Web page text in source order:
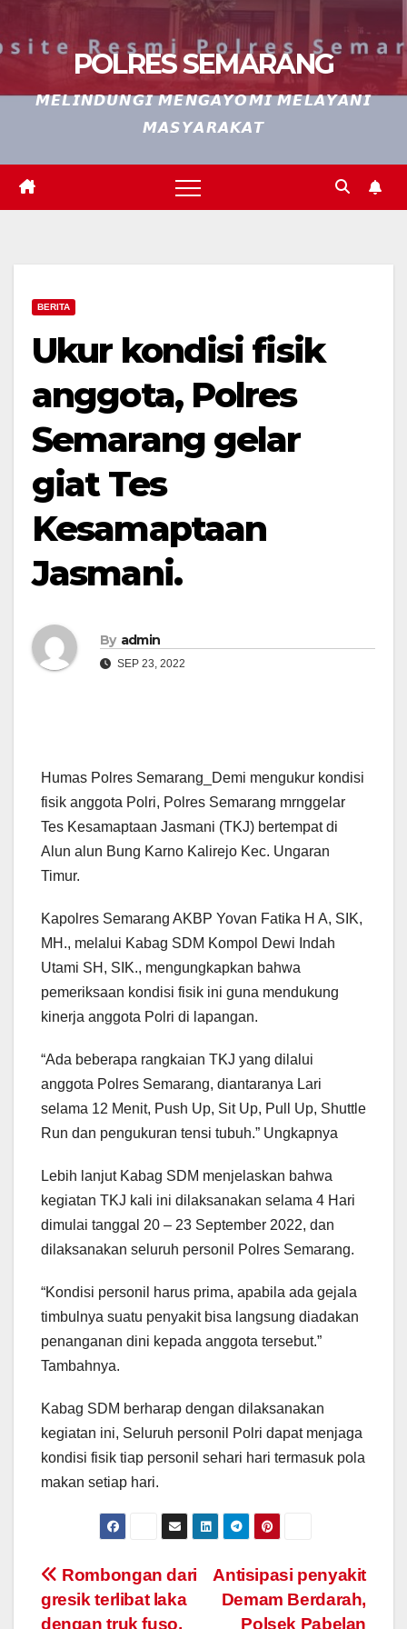
POLRES SEMARANG
𝙈𝙀𝙇𝙄𝙉𝘿𝙐𝙉𝙂𝙄 𝙈𝙀𝙉𝙂𝘼𝙔𝙊𝙈𝙄 𝙈𝙀𝙇𝘼𝙔𝘼𝙉𝙄
𝙈𝘼𝙎𝙔𝘼𝙍𝘼𝙆𝘼𝙏
BERITA
Ukur kondisi fisik
anggota, Polres
Semarang gelar
giat Tes
Kesamaptaan
Jasmani.
By admin
SEP 23, 2022
Humas Polres Semarang_Demi mengukur kondisi
fisik anggota Polri, Polres Semarang mrnggelar
Tes Kesamaptaan Jasmani (TKJ) bertempat di
Alun alun Bung Karno Kalirejo Kec. Ungaran
Timur.
Kapolres Semarang AKBP Yovan Fatika H A, SIK,
MH., melalui Kabag SDM Kompol Dewi Indah
Utami SH, SIK., mengungkapkan bahwa
pemeriksaan kondisi fisik ini guna mendukung
kinerja anggota Polri di lapangan.
“Ada beberapa rangkaian TKJ yang dilalui
anggota Polres Semarang, diantaranya Lari
selama 12 Menit, Push Up, Sit Up, Pull Up, Shuttle
Run dan pengukuran tensi tubuh.” Ungkapnya
Lebih lanjut Kabag SDM menjelaskan bahwa
kegiatan TKJ kali ini dilaksanakan selama 4 Hari
dimulai tanggal 20 – 23 September 2022, dan
dilaksanakan seluruh personil Polres Semarang.
“Kondisi personil harus prima, apabila ada gejala
timbulnya suatu penyakit bisa langsung diadakan
penanganan dini kepada anggota tersebut.”
Tambahnya.
Kabag SDM berharap dengan dilaksanakan
kegiatan ini, Seluruh personil Polri dapat menjaga
kondisi fisik tiap personil sehari hari termasuk pola
makan setiap hari.
Post
navigation
Antisipasi penyakit
Demam Berdarah,
Polsek Pabelan
Rombongan dari
gresik terlibat laka
dengan truk fuso,